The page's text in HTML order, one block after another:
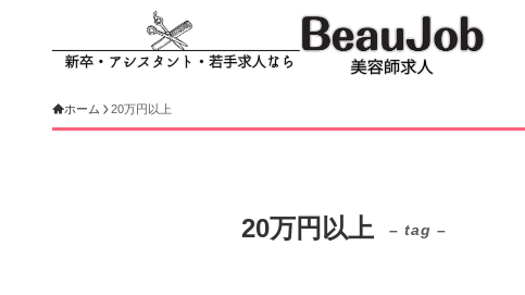
ホーム 20万円以上
20万円以上 – tag –